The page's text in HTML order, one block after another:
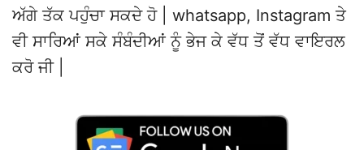
ਅੱਗੇ ਤੱਕ ਪਹੁੰਚਾ ਸਕਦੇ ਹੋ | whatsapp, Instagram ਤੇ
ਵੀ ਸਾਰਿਆਂ ਸਕੇ ਸੰਬੰਦੀਆਂ ਨੂੰ ਭੇਜ ਕੇ ਵੱਧ ਤੋਂ ਵੱਧ ਵਾਇਰਲ
ਕਰੋ ਜੀ |